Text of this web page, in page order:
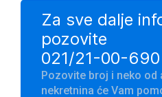
Za sve dalje
pozovite
021/21-00-690
Pozovite broj i neko od
nekretnina će Vam